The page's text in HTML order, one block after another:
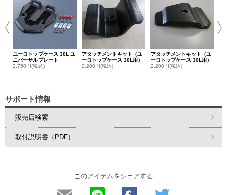
ユーロトップケース 30L ユ
ニバーサルプレート
2,750円(税込)
アタッチメントキット（ユ
ーロトップケース 30L用）
2,200円(税込)
アタッチメントキット（ユ
ーロトップケース 30L用）
2,200円(税込)
サポート情報
販売店検索
取付説明書（PDF）
このアイテムをシェアする